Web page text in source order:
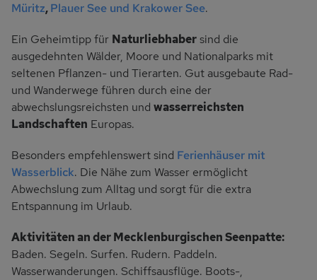
Müritz,Plauer See und Krakower See.
Ein Geheimtipp für Naturliebhabersind die
ausgedehnten Wälder, Moore und Nationalparks mit
seltenen Pflanzen- und Tierarten. Gut ausgebaute Rad-
und Wanderwege führen durch eine der
abwechslungsreichsten und wasserreichsten
Landschaften Europas.
Besonders empfehlenswert sind Ferienhäuser mit
Wasserblick. Die Nähe zum Wasser ermöglicht
Abwechslung zum Alltag und sorgt für die extra
Entspannung im Urlaub.
Aktivitäten an der Mecklenburgischen Seenpatte:
Baden. Segeln. Surfen. Rudern. Paddeln.
Wasserwanderungen. Schiffsausflüge. Boots-,